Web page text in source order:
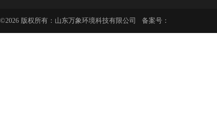
©2026 版权所有：山东万象环境科技有限公司 备案号：